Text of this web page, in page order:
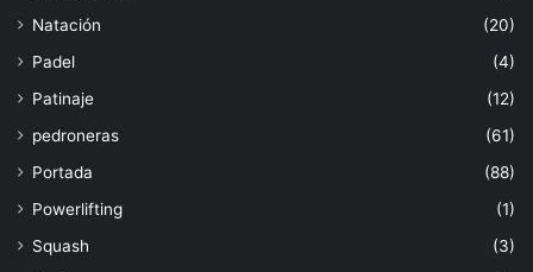
Natación
(20)
Padel
(4)
Patinaje
(12)
pedroneras
(61)
Portada
(88)
Powerlifting
(1)
Squash
(3)